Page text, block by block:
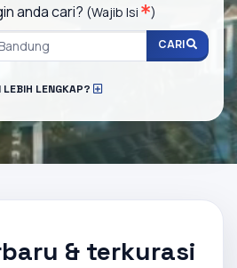
anda cari? (Wajib Isi )
CARI
LEBIH LENGKAP?
& terkurasi